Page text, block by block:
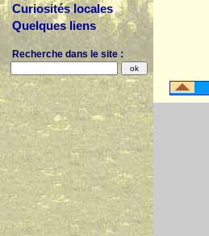
Curiosités locales
Quelques liens
Recherche dans le site :